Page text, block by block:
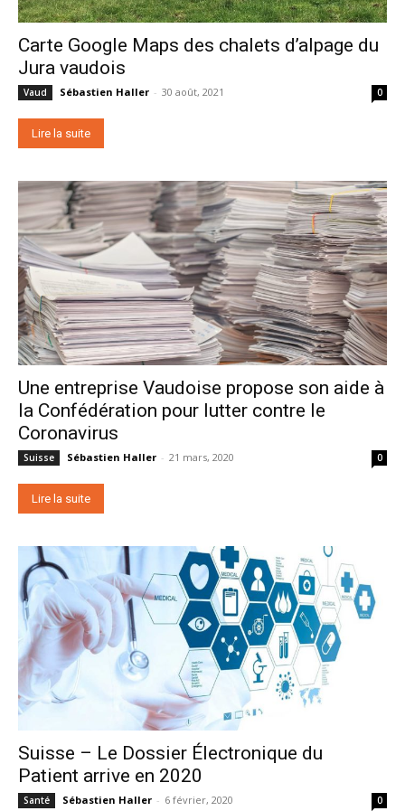
Carte Google Maps des chalets d’alpage du
Jura vaudois
Vaud Sébastien Haller - 30 août, 2021 0
Lire la suite
Une entreprise Vaudoise propose son aide à
la Confédération pour lutter contre le
Coronavirus
Suisse Sébastien Haller - 21 mars, 2020 0
Lire la suite
Suisse – Le Dossier Électronique du
Patient arrive en 2020
Santé Sébastien Haller - 6 février, 2020 0